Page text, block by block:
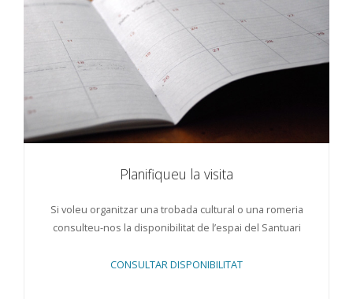
Planifiqueu la visita
Si voleu organitzar una trobada cultural o una romeria
consulteu-nos la disponibilitat de l’espai del Santuari
CONSULTAR DISPONIBILITAT